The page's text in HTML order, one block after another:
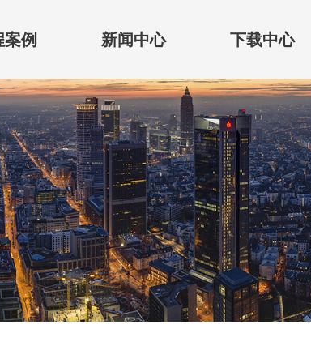
案例 新闻中心 下载中心